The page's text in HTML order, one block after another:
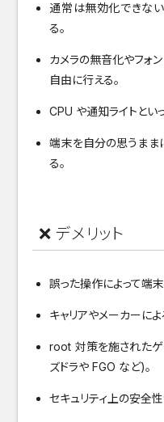
通常は無効化できな
る。
カメラの無音化やフォ
自由に行える。
CPU や通知ライトとい
端末を自分の思うまま
る。
❌ デメリット
誤った操作によって端
キャリアやメーカーに
root 対策を施されたゲ
ズドラや FGO など)。
セキュリティ上の安全